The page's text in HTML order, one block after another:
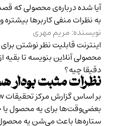
آیا شده درباره‌ی محصولی که
به نظرات منفی کاربرها
نویسنده: مریم مهری
اینترنت قابلیت نظر نوشتن
دقیقا چیه؟
نظرات مثبت بودار
بر اساسگزارش مرکز تحقیقات Pew
بعضی‌وقت‌ها برای یه محصول یا خدمات نظر می‌نویسن و